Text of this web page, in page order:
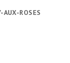
AUX-ROSES